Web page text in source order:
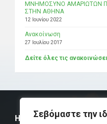
Σεβόμαστε την
ΜΝΗΜΟΣΥΝΟ ΑΜΑΡΙΩΤΩΝ
ΣΤΗΝ ΑΘΗΝΑ
12 Ιουνίου 2022
Ανακοίνωση
27 Ιουλίου 2017
Δείτε όλες τις
Η ΟΜΟΣΠΟΝΔΙΑ